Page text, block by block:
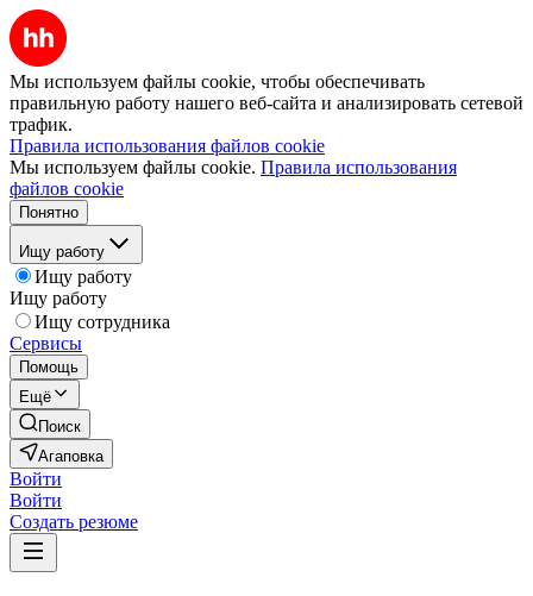
Мы используем файлы cookie, чтобы обеспечивать
правильную работу нашего веб-сайта и анализировать сетевой
трафик.
Правила использования файлов cookie
Мы используем файлы cookie. Правила использования
файлов cookie
Понятно
Ищу работу
Ищу работу
Ищу работу
Ищу сотрудника
Сервисы
Помощь
Ещё
Поиск
Агаповка
Войти
Войти
Создать резюме